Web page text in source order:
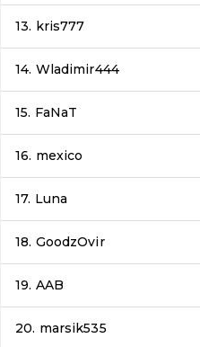
13. kris777
14. Wladimir444
15. FaNaT
16. mexico
17. Luna
18. GoodzOvir
19. AAB
20. marsik535